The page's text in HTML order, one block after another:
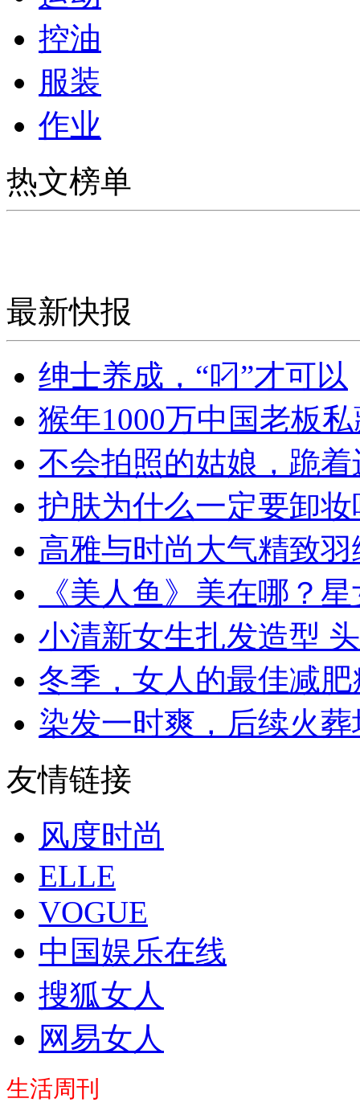
控油
服装
作业
热文榜单
最新快报
绅士养成，“叼”才可以
猴年1000万中国老板
不会拍照的姑娘，跪着
护肤为什么一定要卸妆
高雅与时尚大气精致
《美人鱼》美在哪？
小清新女生扎发造型
冬季，女人的最佳减
染发一时爽，后续火
友情链接
风度时尚
ELLE
VOGUE
中国娱乐在线
搜狐女人
网易女人
生活周刊